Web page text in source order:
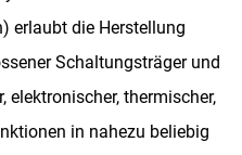
erlaubt die Herstellung
Schaltungsträger und
elektronischer, thermischer,
in nahezu beliebig